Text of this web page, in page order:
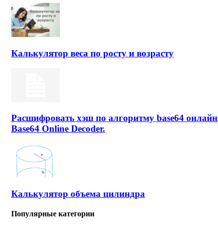
Калькулятор веса по росту и возрасту
Расшифровать хэш по алгоритму base64
Base64 Online Decoder.
Калькулятор объема цилиндра
Популярные категории